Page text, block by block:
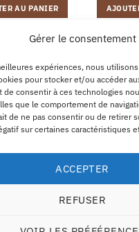
Gérer le consentement
expériences, nous
pour stocker et/ou accéder
de consentir à ces technologies
que le comportement de
de ne pas consentir ou de retirer
sur certaines caractéristiques
ACCEPTER
REFUSER
AU PANIER
PayPal
ET RETOURS MENTIONS
D’ECO SUPPLEMENTS
Eco Supplements EOOD
No. 14, fl. 2, law office,
(EIK/UIC/TIN):